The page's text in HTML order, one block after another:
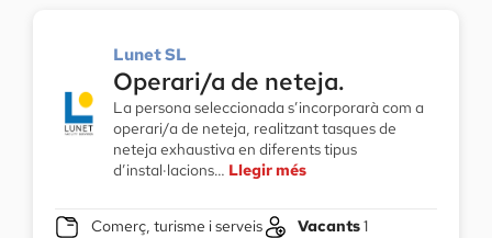
Lunet SL
Operari/a de neteja.
La persona seleccionada s’incorporarà com a
operari/a de neteja, realitzant tasques de
neteja exhaustiva en diferents tipus
d’instal·lacions… Llegir més
Comerç, turisme i serveis Vacants1